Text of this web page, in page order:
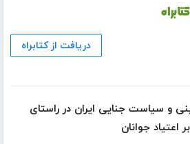
دریافت از کتابراه
و سیاست جنایی ایران در راستای
اعتیاد جوانان